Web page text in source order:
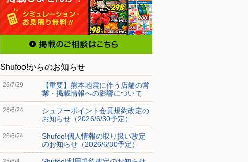
Shufoo!からのお知らせ
26/7/29
【重要】熊本地震に伴う店舗の営
業・掲載情報への影響について
26/6/24
シュフーポイント会員規約改定の
お知らせ（2026/6/30予定）
26/6/24
Shufoo!個人情報の取り扱い改定
のお知らせ（2026/6/30予定）